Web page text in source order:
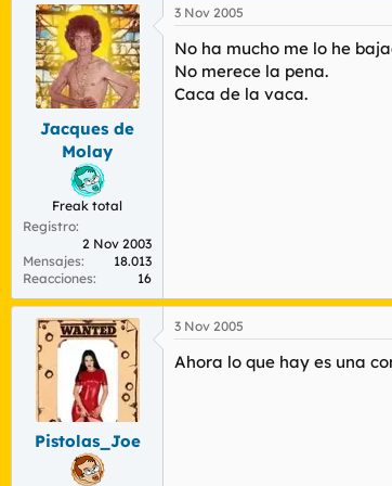
a
d
o
d
a
a
d
e
i
n
Jacques de
Molay
Freak total
Registro
2 Nov 2003
Mensajes
18.013
Reacciones
16
3 Nov 2005
No ha mucho me lo he
No merece la pena.
Caca de la vaca.
Pistolas_Joe
3 Nov 2005
Ahora lo que hay es una